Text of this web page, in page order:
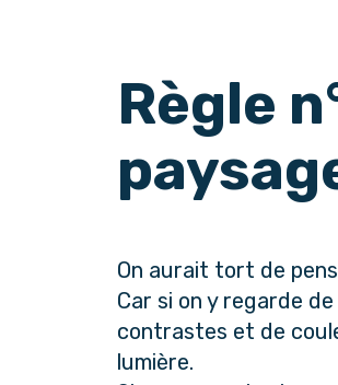
Règle
On aurait tort de
Car si on y regarde
contrastes et de
lumière.